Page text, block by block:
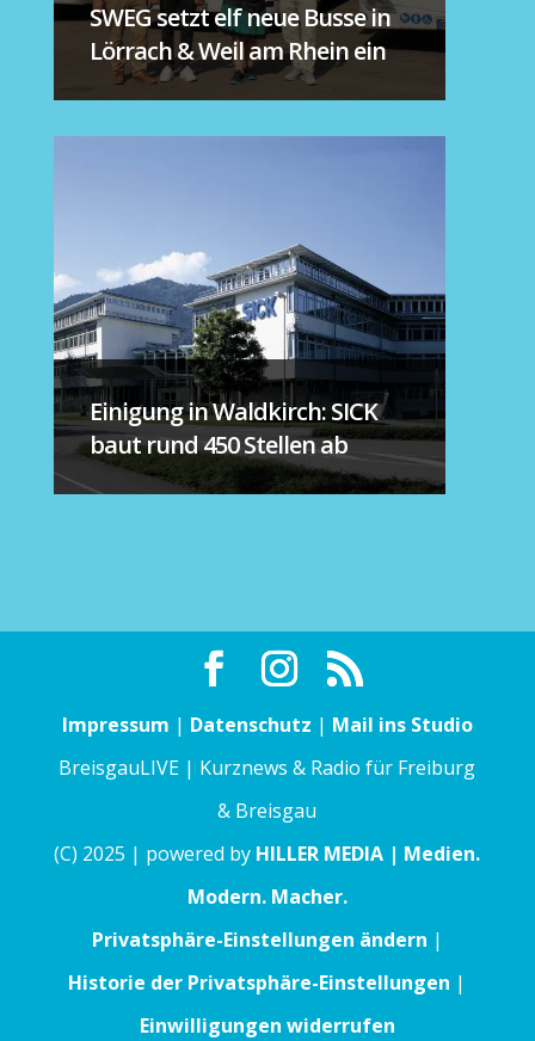
SWEG setzt elf neue Busse in
Lörrach & Weil am Rhein ein
Einigung in Waldkirch: SICK
baut rund 450 Stellen ab
Impressum | Datenschutz | Mail ins Studio
BreisgauLIVE | Kurznews & Radio für Freiburg
& Breisgau
(C) 2025 | powered by HILLER MEDIA | Medien.
Modern. Macher.
Privatsphäre-Einstellungen ändern |
Historie der Privatsphäre-Einstellungen |
Einwilligungen widerrufen